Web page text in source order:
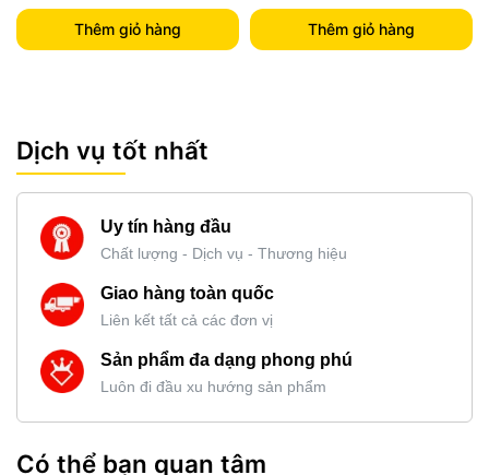
Thêm giỏ hàng Thêm giỏ hàng
Dịch vụ tốt nhất
Uy tín hàng đầu
Chất lượng - Dịch vụ - Thương hiệu
Giao hàng toàn quốc
Liên kết tất cả các đơn vị
Sản phẩm đa dạng phong phú
Luôn đi đầu xu hướng sản phẩm
Có thể bạn quan tâm